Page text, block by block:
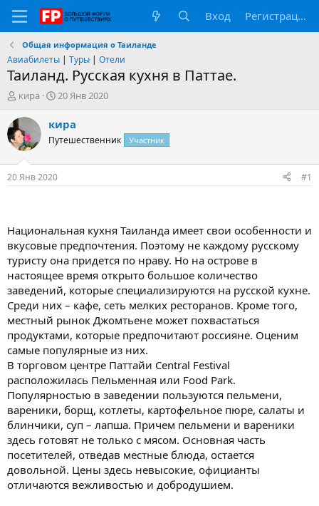
Вход Регистрация
Общая информация о Таиланде
Авиабилеты | Туры | Отели
Таиланд. Русская кухня в Паттае.
А
т
о
р
т
е
м
кира
Д
т
н
а
20 Янв 2020
кира
Путешественник Участник
20 Янв 2020 #1
Национальная кухня Таиланда имеет свои особенности и
вкусовые предпочтения. Поэтому не каждому русскому
туристу она придется по нраву. Но на острове в
настоящее время открыто большое количество
заведений, которые специализируются на русской кухне.
Среди них – кафе, сеть мелких ресторанов. Кроме того,
местный рынок Джомтьене может похвастаться
продуктами, которые предпочитают россияне. Оценим
самые популярные из них.
В торговом центре Паттайи Central Festival
расположилась Пельменная или Food Park.
Популярностью в заведении пользуются пельмени,
вареники, борщ, котлеты, картофельное пюре, салаты и
блинчики, суп – лапша. Причем пельмени и вареники
здесь готовят не только с мясом. Основная часть
посетителей, отведав местные блюда, остается
довольной. Цены здесь невысокие, официанты
отличаются вежливостью и добродушием.